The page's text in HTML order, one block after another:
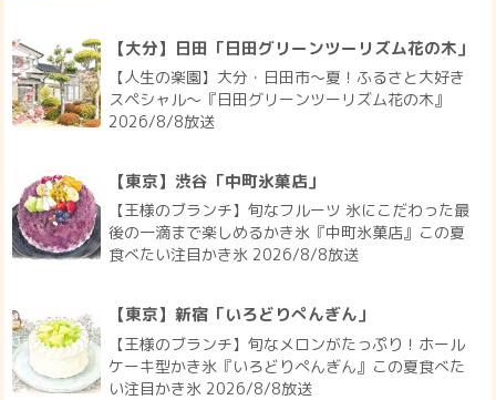
【大分】日田「日田グリーンツーリズム花の木」
【人生の楽園】大分・日田市～夏！ふるさと大好き
スペシャル～『日田グリーンツーリズム花の木』
2026/8/8放送
【東京】渋谷「中町氷菓店」
【王様のブランチ】旬なフルーツ 氷にこだわった最
後の一滴まで楽しめるかき氷『中町氷菓店』この夏
食べたい注目かき氷 2026/8/8放送
【東京】新宿「いろどりぺんぎん」
【王様のブランチ】旬なメロンがたっぷり！ホール
ケーキ型かき氷『いろどりぺんぎん』この夏食べた
い注目かき氷 2026/8/8放送